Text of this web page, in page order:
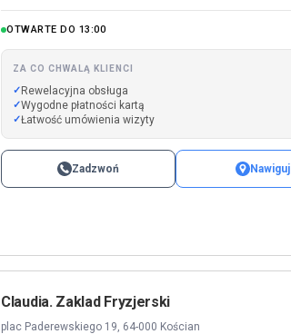
OTWARTE DO 13:00
ZA CO CHWALĄ KLIENCI
Rewelacyjna obsługa
Wygodne płatności kartą
Łatwość umówienia wizyty
Zadzwoń Nawiguj
Claudia. Zaklad Fryzjerski
plac Paderewskiego 19, 64-000 Kościan